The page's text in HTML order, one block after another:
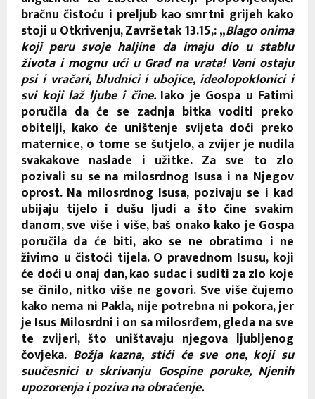
bračnu čistoću i preljub kao smrtni grijeh kako
stoji u Otkrivenju, Završetak 13.15,: „Blago onima
koji peru svoje haljine da imaju dio u stablu
života i mognu ući u Grad na vrata! Vani ostaju
psi i vračari, bludnici i ubojice, ideolopoklonici i
svi koji laž ljube i čine. Iako je Gospa u Fatimi
poručila da će se zadnja bitka voditi preko
obitelji, kako će uništenje svijeta doći preko
maternice, o tome se šutjelo, a zvijer je nudila
svakakove naslade i užitke. Za sve to zlo
pozivali su se na milosrdnog Isusa i na Njegov
oprost. Na milosrdnog Isusa, pozivaju se i kad
ubijaju tijelo i dušu ljudi a što čine svakim
danom, sve više i više, baš onako kako je Gospa
poručila da će biti, ako se ne obratimo i ne
živimo u čistoći tijela. O pravednom Isusu, koji
će doći u onaj dan, kao sudac i suditi za zlo koje
se činilo, nitko više ne govori. Sve više čujemo
kako nema ni Pakla, nije potrebna ni pokora, jer
je Isus Milosrdni i on sa milosrđem, gleda na sve
te zvijeri, što uništavaju njegova ljubljenog
čovjeka. Božja kazna, stići će sve one, koji su
suučesnici u skrivanju Gospine poruke, Njenih
upozorenja i poziva na obraćenje.